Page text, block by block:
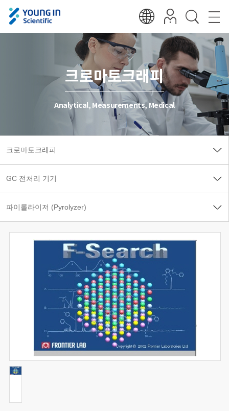
크로마토크래피
Analytical, Measurements, Medical